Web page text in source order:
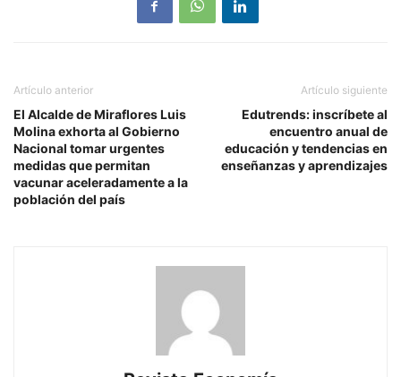
Artículo anterior
El Alcalde de Miraflores Luis
Molina exhorta al Gobierno
Nacional tomar urgentes
medidas que permitan
vacunar aceleradamente a la
población del país
Artículo siguiente
Edutrends: inscríbete al
encuentro anual de
educación y tendencias en
enseñanzas y aprendizajes